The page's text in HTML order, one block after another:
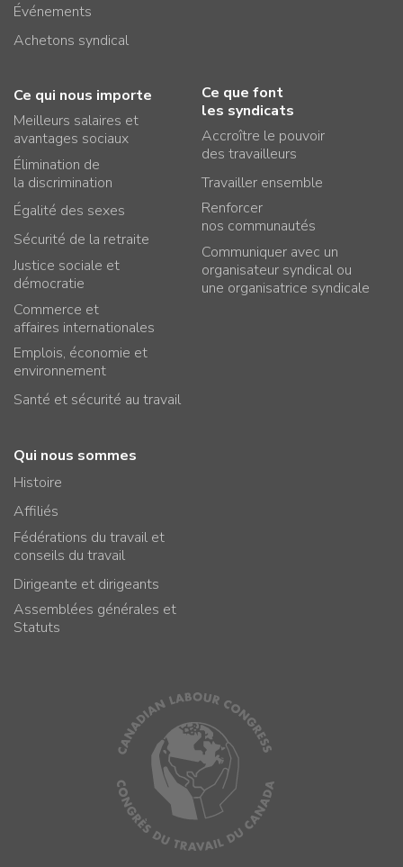
Événements
Achetons syndical
Ce qui nous importe
Meilleurs salaires et
avantages sociaux
Élimination de
la discrimination
Égalité des sexes
Sécurité de la retraite
Justice sociale et
démocratie
Commerce et
affaires internationales
Emplois, économie et
environnement
Santé et sécurité au travail
Ce que font
les syndicats
Accroître le pouvoir
des travailleurs
Travailler ensemble
Renforcer
nos communautés
Communiquer avec un
organisateur syndical ou
une organisatrice syndicale
Qui nous sommes
Histoire
Affiliés
Fédérations du travail et
conseils du travail
Dirigeante et dirigeants
Assemblées générales et
Statuts